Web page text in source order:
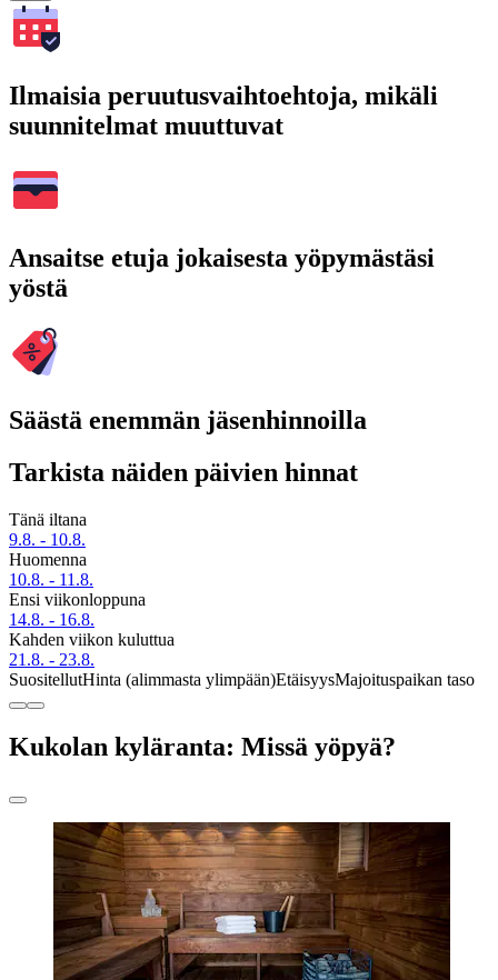
Ilmaisia peruutusvaihtoehtoja, mikäli
suunnitelmat muuttuvat
Ansaitse etuja jokaisesta yöpymästäsi
yöstä
Säästä enemmän jäsenhinnoilla
Tarkista näiden päivien hinnat
Tänä iltana
9.8. - 10.8.
Huomenna
10.8. - 11.8.
Ensi viikonloppuna
14.8. - 16.8.
Kahden viikon kuluttua
21.8. - 23.8.
SuositellutHinta (alimmasta ylimpään)EtäisyysMajoituspaikan taso
Kukolan kyläranta: Missä yöpyä?